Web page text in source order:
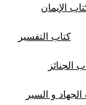
الإيمان
كتاب التفسير
الجنائز
و السير